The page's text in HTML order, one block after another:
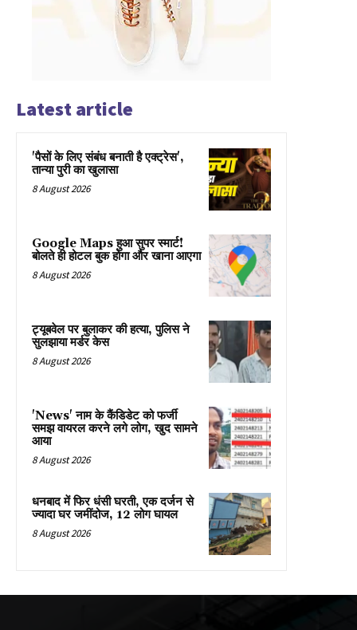
Latest article
'पैसों के लिए संबंध बनाती है एक्ट्रेस',
तान्या पुरी का खुलासा
8 August 2026
Google Maps हुआ सुपर स्मार्ट!
बोलते ही होटल बुक होगा और खाना आएगा
8 August 2026
ट्यूबवेल पर बुलाकर की हत्या, पुलिस ने
सुलझाया मर्डर केस
8 August 2026
'News' नाम के कैंडिडेट को फर्जी
समझ वायरल करने लगे लोग, खुद सामने
आया
8 August 2026
धनबाद में फिर धंसी घरती, एक दर्जन से
ज्यादा घर जमींदोज, 12 लोग घायल
8 August 2026